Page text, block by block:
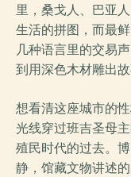
里，桑戈人、巴亚
生活的拼图，而最
几种语言里的交易
到用深色木材雕出故
想看清这座城市的
光线穿过班吉圣母
殖民时代的过去。
静，馆藏文物讲述